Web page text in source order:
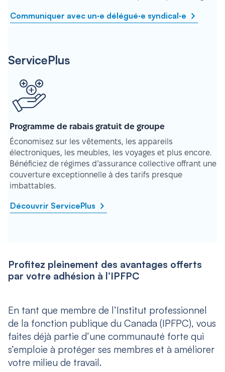
Communiquer avec un·e délégué·e syndical·e
ServicePlus
Programme de rabais gratuit de groupe
Économisez sur les vêtements, les appareils
électroniques, les meubles, les voyages et plus encore.
Bénéficiez de régimes d’assurance collective offrant une
couverture exceptionnelle à des tarifs presque
imbattables.
Découvrir ServicePlus
Profitez pleinement des avantages offerts
par votre adhésion à l’IPFPC
En tant que membre de l’Institut professionnel
de la fonction publique du Canada (IPFPC), vous
faites déjà partie d’une communauté forte qui
s’emploie à protéger ses membres et à améliorer
votre milieu de travail.